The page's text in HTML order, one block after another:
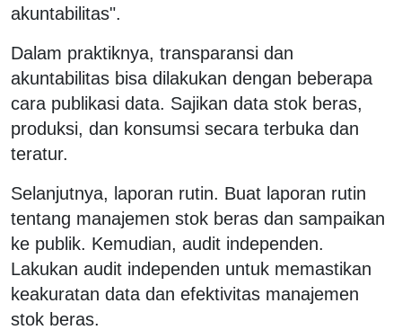
akuntabilitas".
Dalam praktiknya, transparansi dan
akuntabilitas bisa dilakukan dengan beberapa
cara publikasi data. Sajikan data stok beras,
produksi, dan konsumsi secara terbuka dan
teratur.
Selanjutnya, laporan rutin. Buat laporan rutin
tentang manajemen stok beras dan sampaikan
ke publik. Kemudian, audit independen.
Lakukan audit independen untuk memastikan
keakuratan data dan efektivitas manajemen
stok beras.